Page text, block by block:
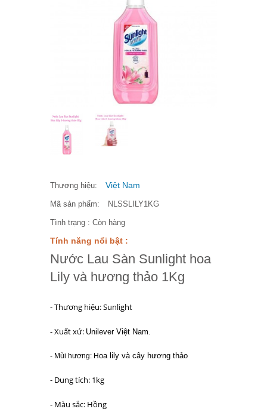
Thương hiệu: Việt Nam
Mã sản phẩm: NLSSLILY1KG
Tình trạng : Còn hàng
Tính năng nổi bật :
Nước Lau Sàn Sunlight hoa
Lily và hương thảo 1Kg
- Thương hiệu: Sunlight
- Xuất xứ: Unilever Việt Nam.
- Mùi hương: Hoa lily và cây hương thảo
- Dung tích: 1kg
- Màu sắc: Hồng